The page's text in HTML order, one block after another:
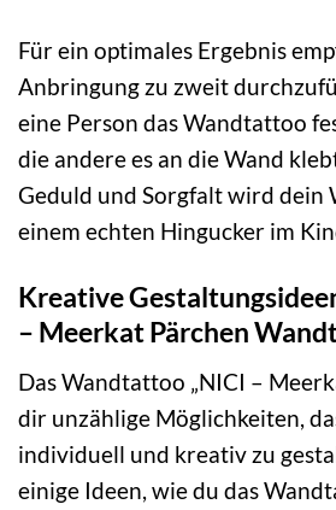
Für ein optimales Ergebnis
Anbringung zu zweit
eine Person das Wandtattoo
die andere es an die Wand
Geduld und Sorgfalt wird dein
einem echten Hingucker im
Kreative
– Meerkat Pärchen
Das Wandtattoo „NICI –
dir unzählige Möglichkeiten,
individuell und kreativ zu
einige Ideen, wie du das